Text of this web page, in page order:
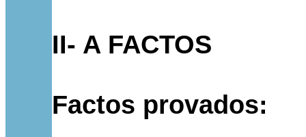
II- A FACTOS
Factos provados: